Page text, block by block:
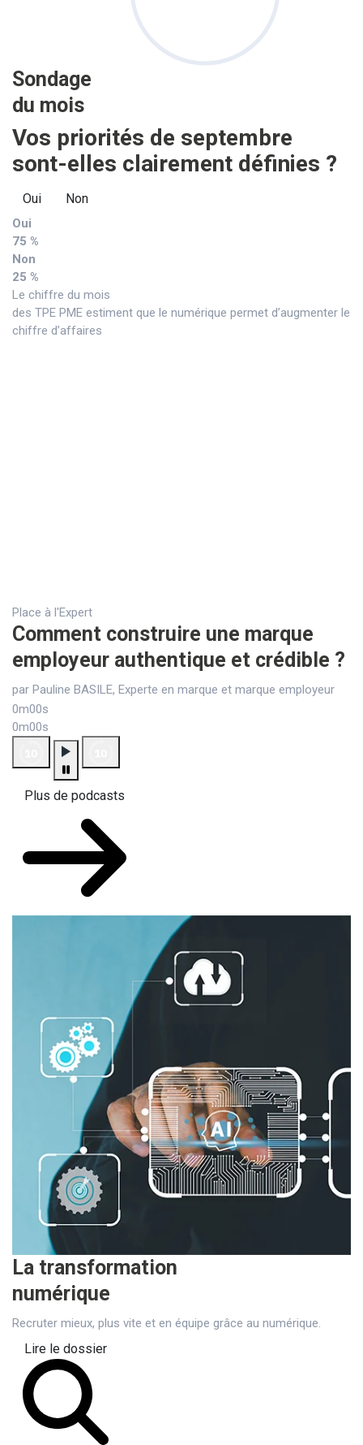
Sondage
du mois
Vos priorités de septembre
sont-elles clairement définies ?
Oui Non
Oui
75 %
Non
25 %
Le chiffre du mois
des TPE PME estiment que le numérique permet d’augmenter le
chiffre d’affaires
Place à l'Expert
Comment construire une marque
employeur authentique et crédible ?
par Pauline BASILE, Experte en marque et marque employeur
0m00s
0m00s
Plus de podcasts
La transformation
numérique
Recruter mieux, plus vite et en équipe grâce au numérique.
Lire le dossier